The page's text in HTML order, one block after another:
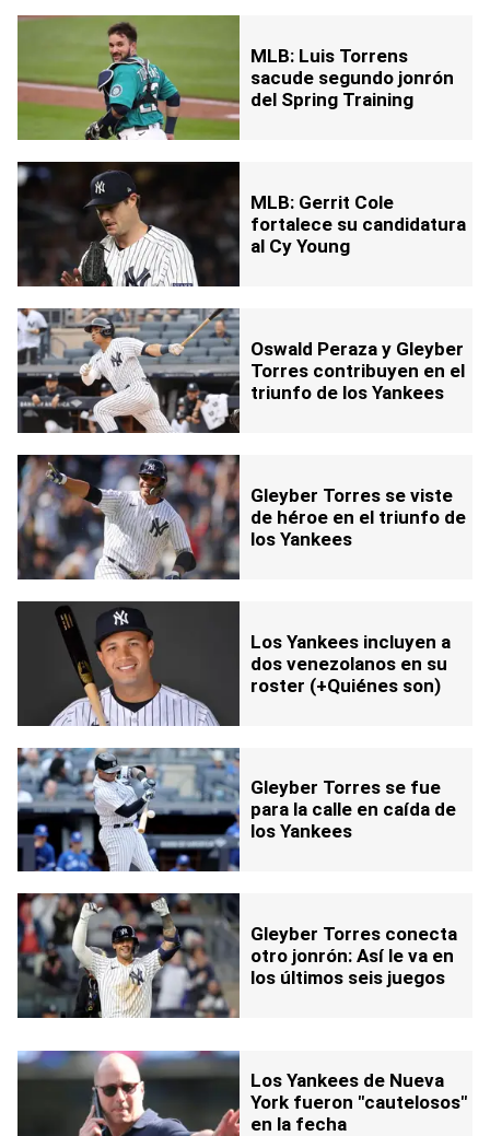
MLB: Luis Torrens
sacude segundo jonrón
del Spring Training
MLB: Gerrit Cole
fortalece su candidatura
al Cy Young
Oswald Peraza y Gleyber
Torres contribuyen en el
triunfo de los Yankees
Gleyber Torres se viste
de héroe en el triunfo de
los Yankees
Los Yankees incluyen a
dos venezolanos en su
roster (+Quiénes son)
Gleyber Torres se fue
para la calle en caída de
los Yankees
Gleyber Torres conecta
otro jonrón: Así le va en
los últimos seis juegos
Los Yankees de Nueva
York fueron "cautelosos"
en la fecha